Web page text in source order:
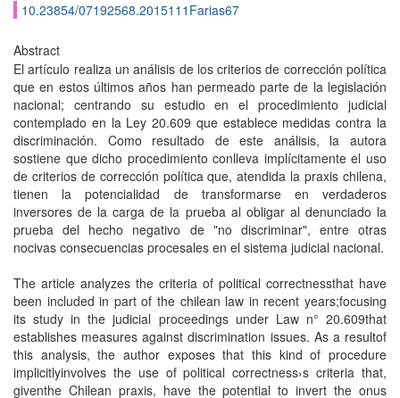
10.23854/07192568.2015111Farias67
Abstract
El artículo realiza un análisis de los criterios de corrección política
que en estos últimos años han permeado parte de la legislación
nacional; centrando su estudio en el procedimiento judicial
contemplado en la Ley 20.609 que establece medidas contra la
discriminación. Como resultado de este análisis, la autora
sostiene que dicho procedimiento conlleva implícitamente el uso
de criterios de corrección política que, atendida la praxis chilena,
tienen la potencialidad de transformarse en verdaderos
inversores de la carga de la prueba al obligar al denunciado la
prueba del hecho negativo de "no discriminar", entre otras
nocivas consecuencias procesales en el sistema judicial nacional.
The article analyzes the criteria of political correctnessthat have
been included in part of the chilean law in recent years;focusing
its study in the judicial proceedings under Law n° 20.609that
establishes measures against discrimination issues. As a resultof
this analysis, the author exposes that this kind of procedure
implicitlyinvolves the use of political correctness›s criteria that,
giventhe Chilean praxis, have the potential to invert the onus